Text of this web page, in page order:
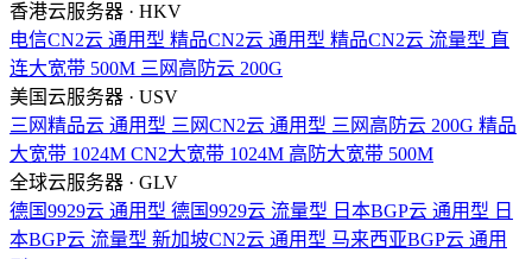
香港云服务器 · HKV
电信CN2云 通用型 精品CN2云 通用型 精品CN2云 流量型 直
连大宽带 500M 三网高防云 200G
美国云服务器 · USV
三网精品云 通用型 三网CN2云 通用型 三网高防云 200G 精品
大宽带 1024M CN2大宽带 1024M 高防大宽带 500M
全球云服务器 · GLV
德国9929云 通用型 德国9929云 流量型 日本BGP云 通用型 日
本BGP云 流量型 新加坡CN2云 通用型 马来西亚BGP云 通用